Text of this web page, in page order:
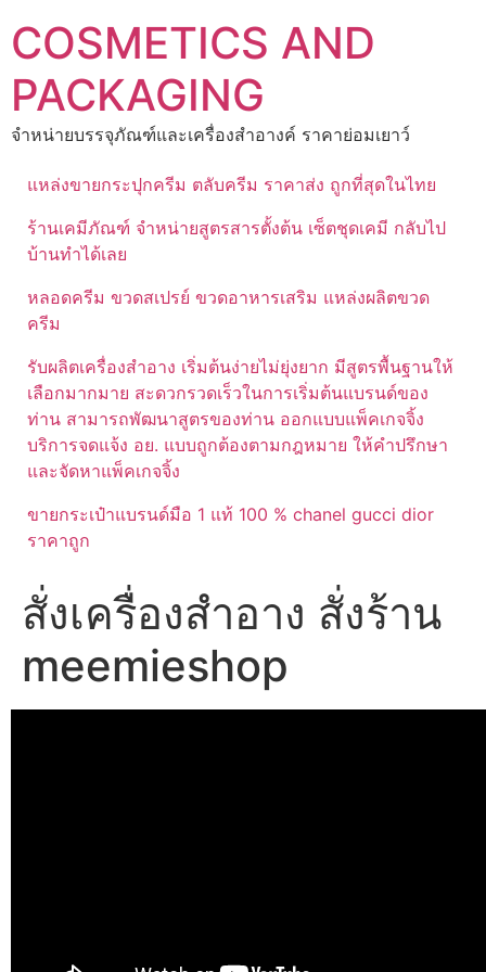
to
content
COSMETICS AND
PACKAGING
จำหน่ายบรรจุภัณฑ์และเครื่องสำอางค์ ราคาย่อมเยาว์
แหล่งขายกระปุกครีม ตลับครีม ราคาส่ง ถูกที่สุดในไทย
ร้านเคมีภัณฑ์ จำหน่ายสูตรสารตั้งต้น เซ็ตชุดเคมี กลับไป
บ้านทำได้เลย
หลอดครีม ขวดสเปรย์ ขวดอาหารเสริม แหล่งผลิตขวด
ครีม
รับผลิตเครื่องสำอาง เริ่มต้นง่ายไม่ยุ่งยาก มีสูตรพื้นฐานให้
เลือกมากมาย สะดวกรวดเร็วในการเริ่มต้นแบรนด์ของ
ท่าน สามารถพัฒนาสูตรของท่าน ออกแบบแพ็คเกจจิ้ง
บริการจดแจ้ง อย. แบบถูกต้องตามกฎหมาย ให้คำปรึกษา
และจัดหาแพ็คเกจจิ้ง
ขายกระเป๋าแบรนด์มือ 1 แท้ 100 % chanel gucci dior
ราคาถูก
สั่งเครื่องสำอาง สั่งร้าน
meemieshop